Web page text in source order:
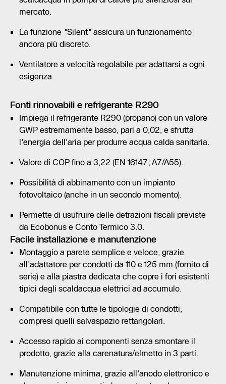
mercato.
La funzione "Silent" assicura un funzionamento
ancora più discreto.
Ventilatore a velocità regolabile per adattarsi a ogni
esigenza.
Fonti rinnovabili e refrigerante R290
Impiega il refrigerante R290 (propano) con un valore
GWP estremamente basso, pari a 0,02, e sfrutta
l'energia dell'aria per produrre acqua calda sanitaria.
Valore di COP fino a 3,22 (EN 16147; A7/A55).
Possibilità di abbinamento con un impianto
fotovoltaico (anche in un secondo momento).
Permette di usufruire delle detrazioni fiscali previste
da Ecobonus e Conto Termico 3.0.
Facile installazione e manutenzione
Montaggio a parete semplice e veloce, grazie
all'adattatore per condotti da 110 e 125 mm (fornito di
serie) e alla piastra dedicata che copre i fori esistenti
tipici degli scaldacqua elettrici ad accumulo.
Compatibile con tutte le tipologie di condotti,
compresi quelli salvaspazio rettangolari.
Accesso rapido ai componenti senza smontare il
prodotto, grazie alla carenatura/elmetto in 3 parti.
Manutenzione minima, grazie all'anodo elettronico e